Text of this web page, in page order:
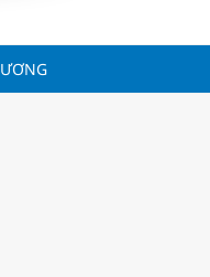
TẾ VIỆT